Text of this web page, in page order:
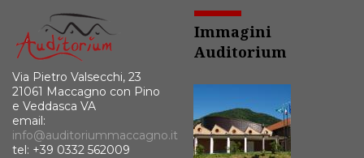
Via Pietro Valsecchi, 23
21061 Maccagno con Pino
e Veddasca VA
email:
info@auditoriummaccagno.it
tel: +39 0332 562009
Immagini
Auditorium